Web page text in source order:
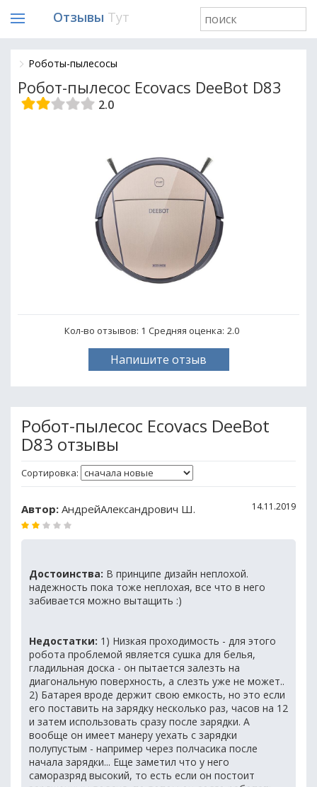
Отзывы Тут
Роботы-пылесосы
Робот-пылесос Ecovacs DeeBot D83
2.0
Кол-во отзывов: 1 Средняя оценка: 2.0
Напишите отзыв
Робот-пылесос Ecovacs DeeBot
D83 отзывы
Сортировка:
Автор: АндрейАлександрович Ш. 14.11.2019
Достоинства: В принципе дизайн неплохой.
надежность пока тоже неплохая, все что в него
забивается можно вытащить :)
Недостатки: 1) Низкая проходимость - для этого
робота проблемой является сушка для белья,
гладильная доска - он пытается залезть на
диагональную поверхность, а слезть уже не может..
2) Батарея вроде держит свою емкость, но это если
его поставить на зарядку несколько раз, часов на 12
и затем использовать сразу после зарядки. А
вообще он имеет манеру уехать с зарядки
полупустым - например через полчасика после
начала зарядки... Еще заметил что у него
саморазряд высокий, то есть если он постоит